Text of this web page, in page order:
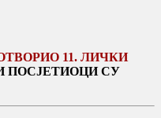
11. ЛИЧКИ
ПОСЈЕТИОЦИ СУ